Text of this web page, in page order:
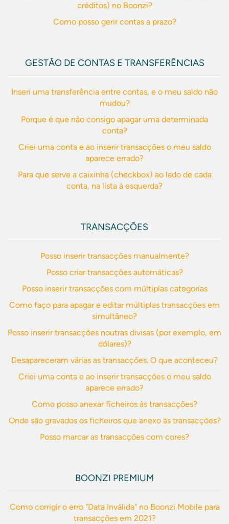
créditos) no Boonzi?
Como posso gerir contas a prazo?
GESTÃO DE CONTAS E TRANSFERÊNCIAS
Inseri uma transferência entre contas, e o meu saldo não
mudou?
Porque é que não consigo apagar uma determinada
conta?
Criei uma conta e ao inserir transacções o meu saldo
aparece errado?
Para que serve a caixinha (checkbox) ao lado de cada
conta, na lista à esquerda?
TRANSACÇÕES
Posso inserir transacções manualmente?
Posso criar transacções automáticas?
Posso inserir transacções com múltiplas categorias
Como faço para apagar e editar múltiplas transacções em
simultâneo?
Posso inserir transacções noutras divisas (por exemplo, em
dólares)?
Desapareceram várias as transacções. O que aconteceu?
Criei uma conta e ao inserir transacções o meu saldo
aparece errado?
Como posso anexar ficheiros às transacções?
Onde são gravados os ficheiros que anexo às transacções?
Posso marcar as transacções com cores?
BOONZI PREMIUM
Como corrigir o erro "Data Inválida" no Boonzi Mobile para
transacções em 2021?